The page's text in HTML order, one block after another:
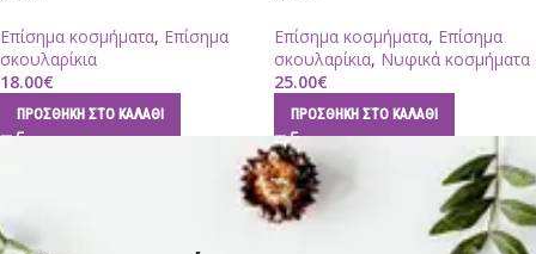
Επίσημα κοσμήματα, Επίσημα
σκουλαρίκια
18.00€
ΠΡΟΣΘΉΚΗ ΣΤΟ ΚΑΛΆΘΙ
Επίσημα κοσμήματα, Επίσημα
σκουλαρίκια, Νυφικά κοσμήματα
25.00€
ΠΡΟΣΘΉΚΗ ΣΤΟ ΚΑΛΆΘΙ